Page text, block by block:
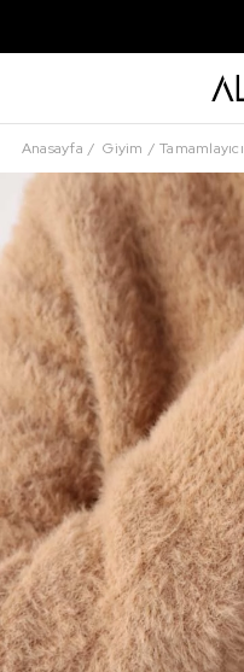
Anasayfa Giyim Tamamlayıcı